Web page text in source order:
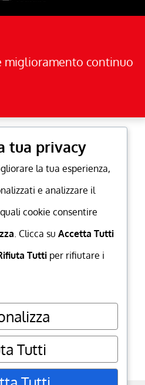
miglioramento continuo
tua privacy
la tua esperienza,
e analizzare il
cookie consentire
. Clicca su Accetta Tutti
Tutti per rifiutare i
Tutti